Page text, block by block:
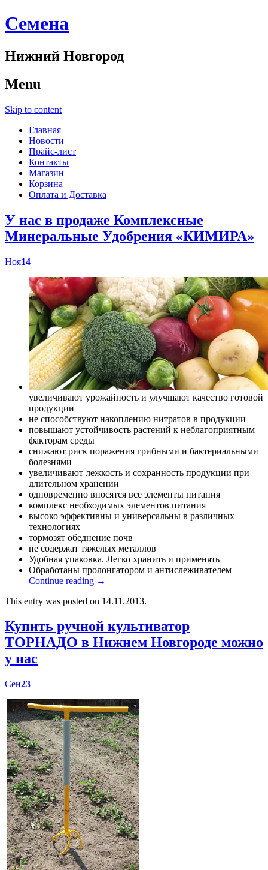
Cемена
Нижний Новгород
Menu
Skip to content
Главная
Новости
Прайс-лист
Контакты
Магазин
Корзина
Оплата и Доставка
У нас в продаже Комплексные
Минеральные Удобрения «КИМИРА»
Ноя14
увеличивают урожайность и улучшают качество готовой
продукции
не способствуют накоплению нитратов в продукции
повышают устойчивость растений к неблагоприятным
факторам среды
снижают риск поражения грибными и бактериальными
болезнями
увеличивают лежкость и сохранность продукции при
длительном хранении
одновременно вносятся все элементы питания
комплекс необходимых элементов питания
высоко эффективны и универсальны в различных
технологиях
тормозят обеднение почв
не содержат тяжелых металлов
Удобная упаковка. Легко хранить и применять
Обработаны пролонгатором и антислеживателем
Continue reading →
This entry was posted on 14.11.2013.
Купить ручной культиватор
ТОРНАДО в Нижнем Новгороде можно
у нас
Сен23